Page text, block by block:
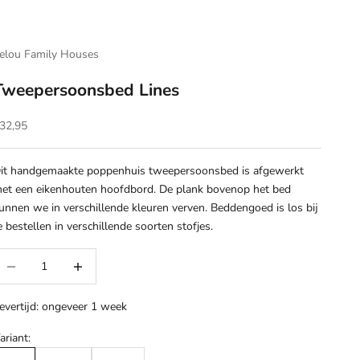
Family Houses
Lines
handgemaakte poppenhuis tweepersoonsbed is afgewerkt
een eikenhouten hoofdbord. De plank bovenop het bed
we in verschillende kleuren verven. Beddengoed is los bij
bestellen in verschillende soorten stofjes.
ongeveer 1 week